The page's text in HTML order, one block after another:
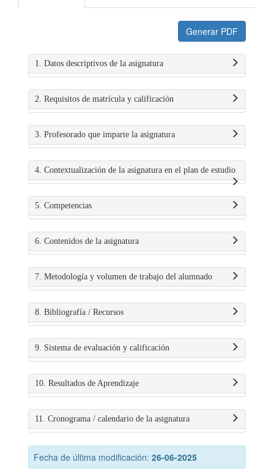
Generar PDF
1. Datos descriptivos de la asignatura
2. Requisitos de matrícula y calificación
3. Profesorado que imparte la asignatura
4. Contextualización de la asignatura en el plan de estudio
5. Competencias
6. Contenidos de la asignatura
7. Metodología y volumen de trabajo del alumnado
8. Bibliografía / Recursos
9. Sistema de evaluación y calificación
10. Resultados de Aprendizaje
11. Cronograma / calendario de la asignatura
Fecha de última modificación: 26-06-2025